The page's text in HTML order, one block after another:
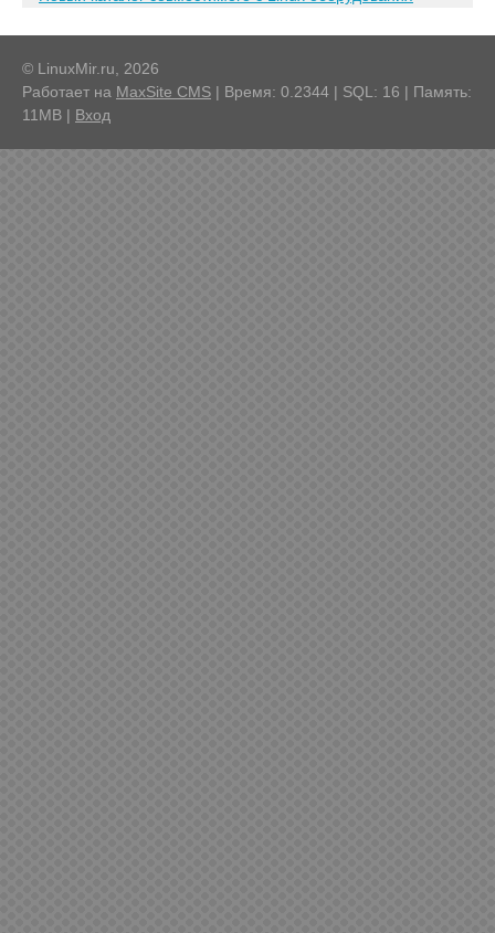
© LinuxMir.ru, 2026
Работает на MaxSite CMS | Время: 0.2344 | SQL: 16 | Память:
11MB | Вход